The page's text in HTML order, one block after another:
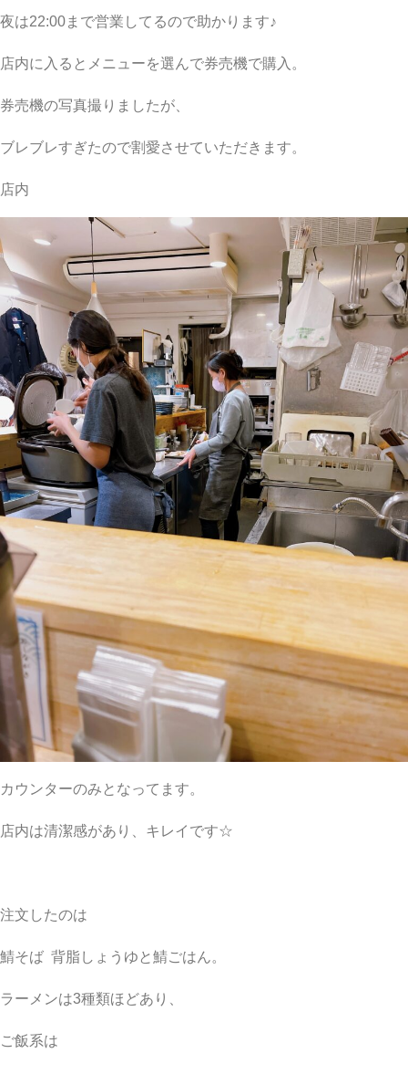
夜は22:00まで営業してるので助かります♪
店内に入るとメニューを選んで券売機で購入。
券売機の写真撮りましたが、
ブレブレすぎたので割愛させていただきます。
店内
カウンターのみとなってます。
店内は清潔感があり、キレイです☆
注文したのは
鯖そば 背脂しょうゆと鯖ごはん。
ラーメンは3種類ほどあり、
ご飯系は